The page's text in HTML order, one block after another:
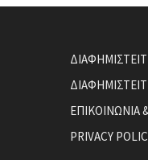
ΕΠΙΚΟΙΝΩΝΙΑ
PRIVACY